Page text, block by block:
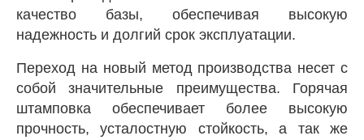
качество базы, обеспечивая высокую
надежность и долгий срок эксплуатации.
Переход на новый метод производства несет с
собой значительные преимущества. Горячая
штамповка обеспечивает более высокую
прочность, усталостную стойкость, а так же